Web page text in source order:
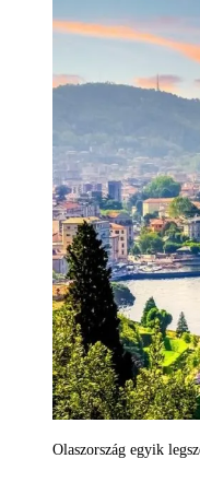
Olaszország egyik